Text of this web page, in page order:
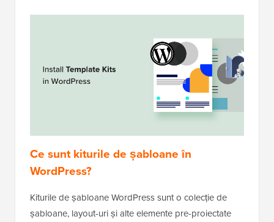
Ce sunt kiturile de șabloane în
WordPress?
Kiturile de șabloane WordPress sunt o colecție de
șabloane, layout-uri și alte elemente pre-proiectate